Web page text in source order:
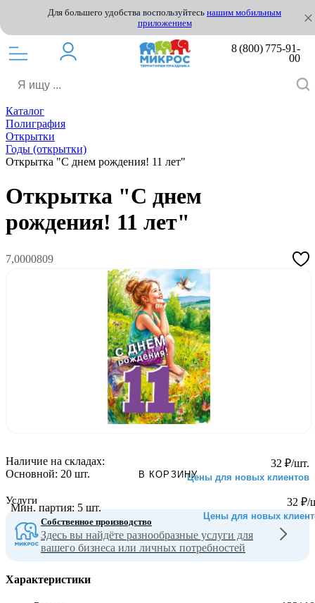
Для большего удобства воспользуйтесь нашим мобильным
приложением
8 (800) 775-91-
00
Каталог
Полиграфия
Открытки
Годы (открытки)
Открытка "С днем рождения! 11 лет"
Открытка "С днем
рождения! 11 лет"
7,0000809
32 ₽/шт.
Цены для новых клиентов
В КОРЗИНУ
Мин. партия: 5 шт. 32 ₽/
Цены для новых
Наличие на складах:
Основной: 20 шт.
Услуги
Собственное производство
Здесь вы найдёте разнообразные услуги для
вашего бизнеса или личных потребностей
Характеристики